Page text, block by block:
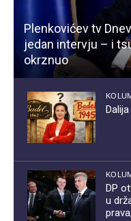
Plenkovićev tv
jedan intervju – i
okrznuo
DP
u